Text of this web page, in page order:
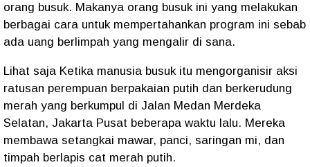
orang busuk. Makanya orang busuk ini yang melakukan
berbagai cara untuk mempertahankan program ini sebab
ada uang berlimpah yang mengalir di sana.
Lihat saja Ketika manusia busuk itu mengorganisir aksi
ratusan perempuan berpakaian putih dan berkerudung
merah yang berkumpul di Jalan Medan Merdeka
Selatan, Jakarta Pusat beberapa waktu lalu. Mereka
membawa setangkai mawar, panci, saringan mi, dan
timpah berlapis cat merah putih.